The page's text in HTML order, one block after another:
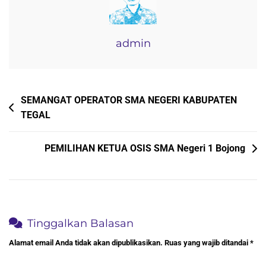
admin
Navigasi
pos
SEMANGAT OPERATOR SMA NEGERI KABUPATEN
TEGAL
PEMILIHAN KETUA OSIS SMA Negeri 1 Bojong
Tinggalkan Balasan
Alamat email Anda tidak akan dipublikasikan. Ruas yang wajib ditandai *